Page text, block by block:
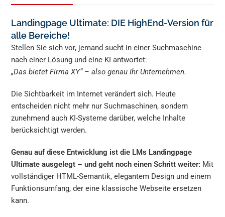
Landingpage Ultimate: DIE HighEnd-Version für
alle Bereiche!
Stellen Sie sich vor, jemand sucht in einer Suchmaschine
nach einer Lösung und eine KI antwortet:
„Das bietet Firma XY“ – also genau Ihr Unternehmen.
Die Sichtbarkeit im Internet verändert sich. Heute
entscheiden nicht mehr nur Suchmaschinen, sondern
zunehmend auch KI-Systeme darüber, welche Inhalte
berücksichtigt werden.
Genau auf diese Entwicklung ist die LMs Landingpage
Ultimate ausgelegt – und geht noch einen Schritt weiter: Mit
vollständiger HTML-Semantik, elegantem Design und einem
Funktionsumfang, der eine klassische Webseite ersetzen
kann.